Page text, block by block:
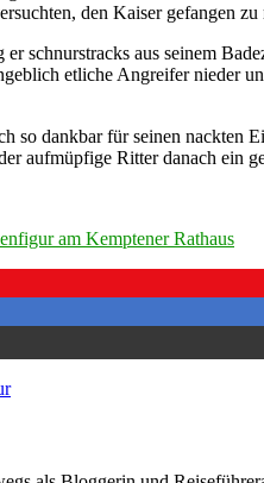
den Kaiser gefangen
er schnurstracks aus seinem
etliche Angreifer nieder
so dankbar für seinen nackten
aufmüpfige Ritter danach ein